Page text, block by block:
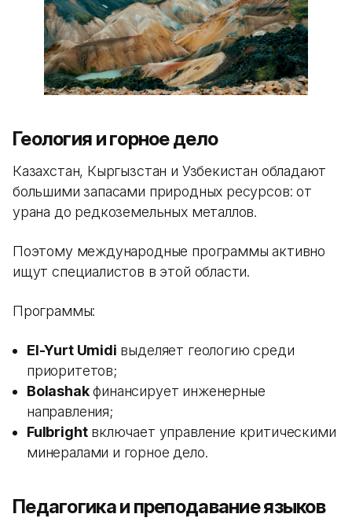
Геология и горное дело
Казахстан, Кыргызстан и Узбекистан обладают
большими запасами природных ресурсов: от
урана до редкоземельных металлов.
Поэтому международные программы активно
ищут специалистов в этой области.
Программы:
El-Yurt Umidi выделяет геологию среди
приоритетов;
Bolashakфинансирует инженерные
направления;
Fulbrightвключает управление критическими
минералами и горное дело.
Педагогика и преподавание языков